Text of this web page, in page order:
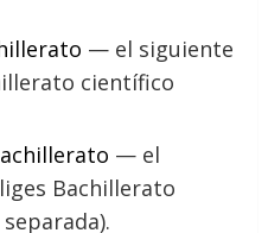
— el siguiente
científico
— el
Bachillerato